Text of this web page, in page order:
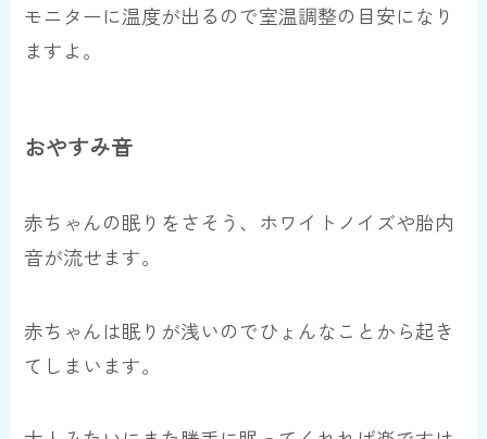
モニターに温度が出るので室温調整の目安になり
ますよ。
おやすみ音
赤ちゃんの眠りをさそう、ホワイトノイズや胎内
音が流せます。
赤ちゃんは眠りが浅いのでひょんなことから起き
てしまいます。